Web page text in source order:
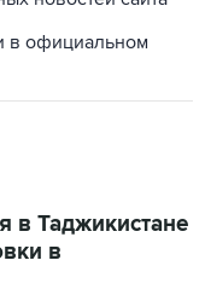
в официальном
в Таджикистане
в